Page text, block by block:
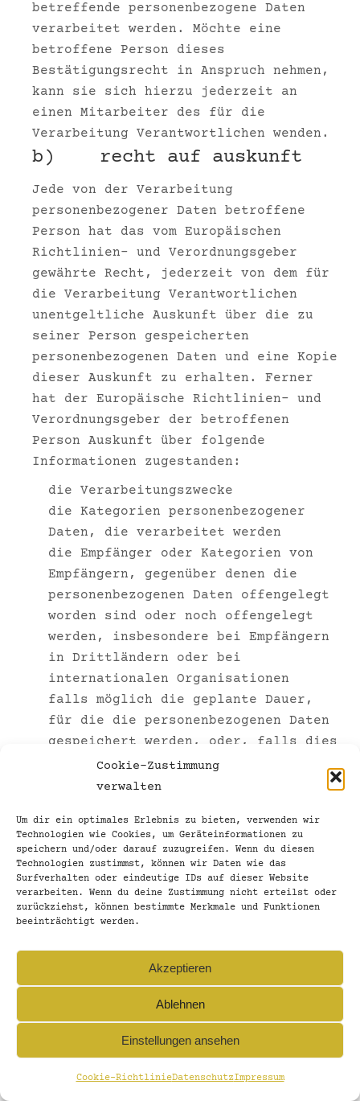
Cookie-Zustimmung
verwalten
Um dir ein optimales Erlebnis zu bieten, verwenden wir
Technologien wie Cookies, um Geräteinformationen zu
speichern und/oder darauf zuzugreifen. Wenn du diesen
Technologien zustimmst, können wir Daten wie das
Surfverhalten oder eindeutige IDs auf dieser Website
verarbeiten. Wenn du deine Zustimmung nicht erteilst oder
zurückziehst, können bestimmte Merkmale und Funktionen
beeinträchtigt werden.
Akzeptieren
Ablehnen
Einstellungen ansehen
Cookie-RichtlinieDatenschutzImpressum
betreffende personenbezogene Daten
verarbeitet werden. Möchte eine
betroffene Person dieses
Bestätigungsrecht in Anspruch nehmen,
kann sie sich hierzu jederzeit an
einen Mitarbeiter des für die
Verarbeitung Verantwortlichen wenden.
b) recht auf auskunft
Jede von der Verarbeitung
personenbezogener Daten betroffene
Person hat das vom Europäischen
Richtlinien- und Verordnungsgeber
gewährte Recht, jederzeit von dem für
die Verarbeitung Verantwortlichen
unentgeltliche Auskunft über die zu
seiner Person gespeicherten
personenbezogenen Daten und eine Kopie
dieser Auskunft zu erhalten. Ferner
hat der Europäische Richtlinien- und
Verordnungsgeber der betroffenen
Person Auskunft über folgende
Informationen zugestanden:
die Verarbeitungszwecke
die Kategorien personenbezogener
Daten, die verarbeitet werden
die Empfänger oder Kategorien von
Empfängern, gegenüber denen die
personenbezogenen Daten offengelegt
worden sind oder noch offengelegt
werden, insbesondere bei Empfängern
in Drittländern oder bei
internationalen Organisationen
falls möglich die geplante Dauer,
für die die personenbezogenen Daten
gespeichert werden, oder, falls dies
nicht möglich ist, die Kriterien für
die Festlegung dieser Dauer
Berichtigung oder Löschung der sie
betreffenden personenbezogenen Daten
oder auf Einschränkung der
Verarbeitung durch den
Verantwortlichen oder eines
Widerspruchsrechts gegen diese
Verarbeitung
das Bestehen eines Beschwerderechts
wenn die personenbezogenen Daten
nicht bei der betroffenen Person
erhoben werden: Alle verfügbaren
Informationen über die Herkunft der